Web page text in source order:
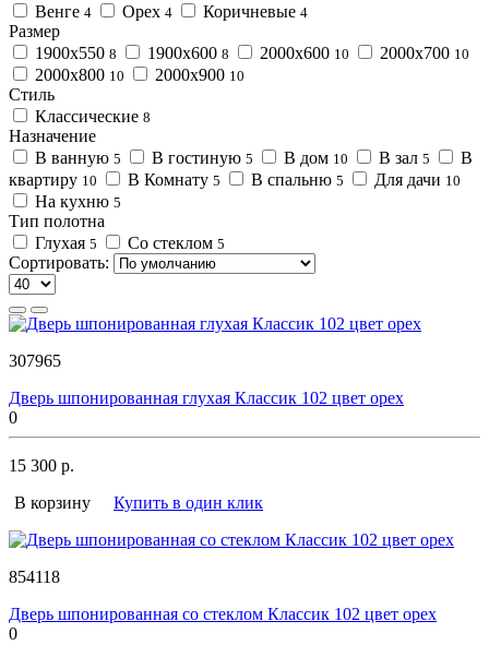
Венге 4 Орех 4 Коричневые 4
Размер
1900x550 8 1900x600 8 2000x600 10 2000x700 10
2000x800 10 2000x900 10
Стиль
Классические 8
Назначение
В ванную 5 В гостиную 5 В дом 10 В зал 5
В
квартиру 10 В Комнату 5 В спальню 5 Для дачи 10
На кухню 5
Тип полотна
Глухая 5 Со стеклом 5
Сортировать:
307965
Дверь шпонированная глухая Классик 102 цвет орех
0
15 300 р.
В корзину
Купить в один клик
854118
Дверь шпонированная со стеклом Классик 102 цвет орех
0